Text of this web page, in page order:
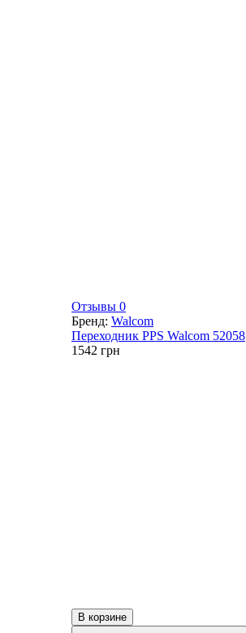
Отзывы 0
Бренд: Walcom
Переходник PPS Walcom 52058
1542 грн
В корзине